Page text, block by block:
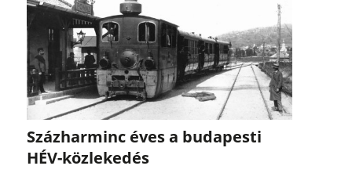
Százharminc éves a budapesti
HÉV-közlekedés